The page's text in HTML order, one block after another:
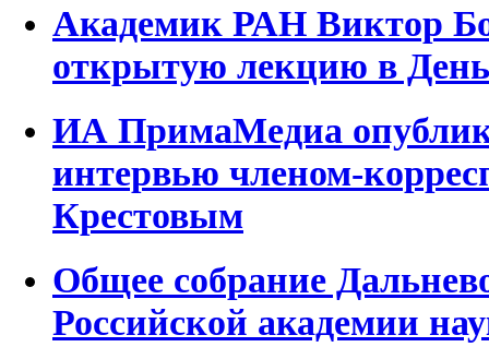
Академик РАН Виктор
открытую лекцию в
ИА ПримаМедиа
интервью членом-
Крестовым
Общее собрание
Российской академии